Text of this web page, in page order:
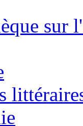
sur